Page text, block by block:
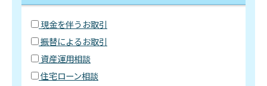
現金を伴うお取引
振替によるお取引
資産運用相談
住宅ローン相談